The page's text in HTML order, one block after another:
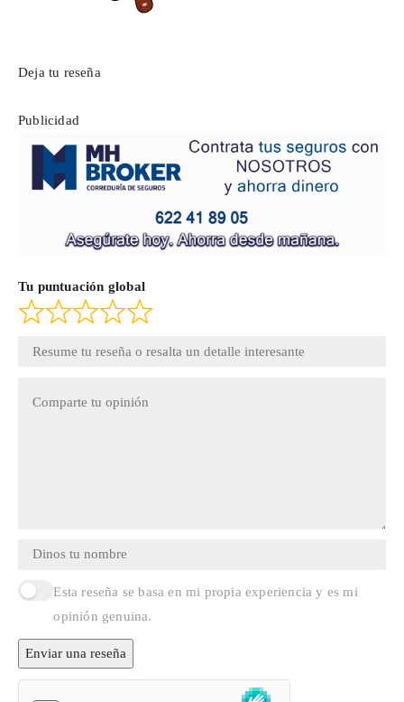
Deja tu reseña
Publicidad
Tu puntuación global
Esta reseña se basa en mi propia experiencia y es mi
opinión genuina.
Enviar una reseña